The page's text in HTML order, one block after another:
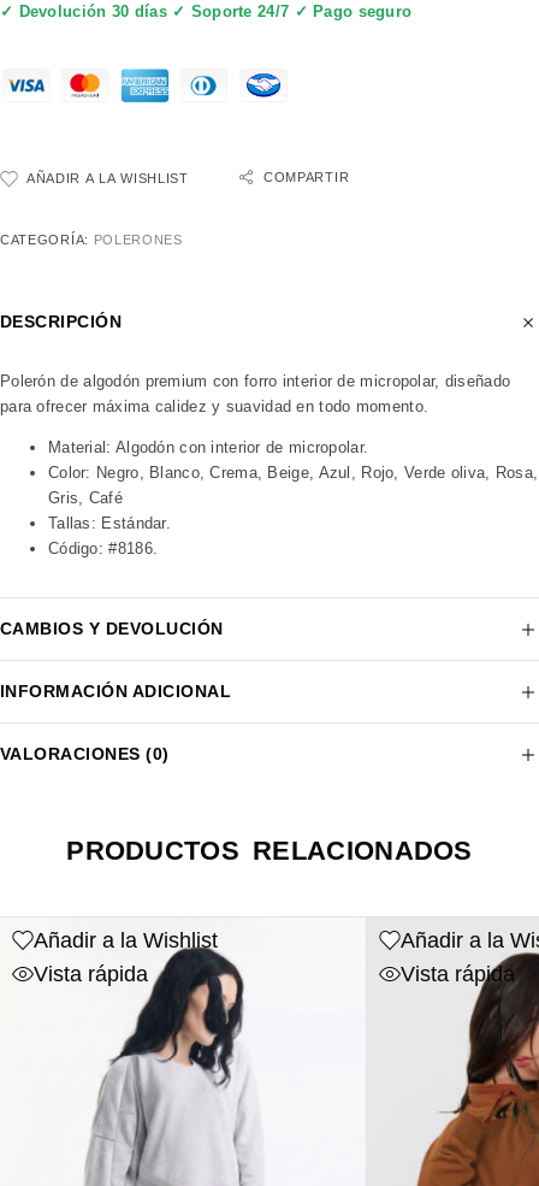
✓ Devolución 30 días ✓ Soporte 24/7 ✓ Pago seguro
AÑADIR A LA WISHLIST COMPARTIR
CATEGORÍA: POLERONES
DESCRIPCIÓN
Polerón de algodón premium con forro interior de micropolar, diseñado
para ofrecer máxima calidez y suavidad en todo momento.
Material: Algodón con interior de micropolar.
Color: Negro, Blanco, Crema, Beige, Azul, Rojo, Verde oliva, Rosa,
Gris, Café
Tallas: Estándar.
Código: #8186.
CAMBIOS Y DEVOLUCIÓN
INFORMACIÓN ADICIONAL
VALORACIONES (0)
PRODUCTOS RELACIONADOS
Añadir a la Wishlist
Vista rápida
Añadir a la
Vista rápida